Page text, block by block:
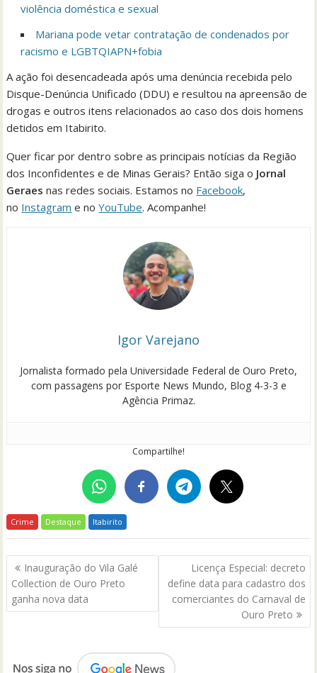
violência doméstica e sexual
Mariana pode vetar contratação de condenados por
racismo e LGBTQIAPN+fobia
A ação foi desencadeada após uma denúncia recebida pelo
Disque-Denúncia Unificado (DDU) e resultou na apreensão de
drogas e outros itens relacionados ao caso dos dois homens
detidos em Itabirito.
Quer ficar por dentro sobre as principais notícias da Região
dos Inconfidentes e de Minas Gerais? Então siga o Jornal
Geraesnas redes sociais. Estamos no Facebook,
no Instagram e noYouTube. Acompanhe!
Igor Varejano
Jornalista formado pela Universidade Federal de Ouro Preto,
com passagens por Esporte News Mundo, Blog 4-3-3 e
Agência Primaz.
Compartilhe!
Crime Destaque Itabirito
Navegação
de
Post
Inauguração do Vila Galé
Collection de Ouro Preto
ganha nova data
Licença Especial: decreto
define data para cadastro dos
comerciantes do Carnaval de
Ouro Preto